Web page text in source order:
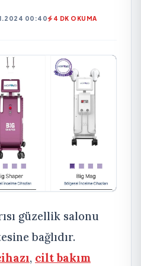
00:40 4 DK OKUMA
güzellik salonu
bağlıdır.
, cilt bakım